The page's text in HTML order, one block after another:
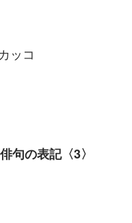
ッコ
の表記〈3〉